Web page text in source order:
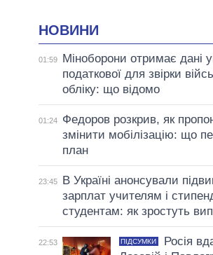
НОВИНИ
01:59
Міноборони отримає дані
податкової для звірки
обліку: що відомо
01:24
Федоров розкрив, як
змінити мобілізацію: що
план
23:45
В Україні анонсували
зарплат учителям і
студентам: як зростуть
22:53 ПІДСУМКИ
Росія